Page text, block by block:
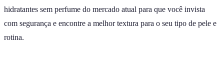
hidratantes sem perfume do mercado atual para que você invista
com segurança e encontre a melhor textura para o seu tipo de pele e
rotina.